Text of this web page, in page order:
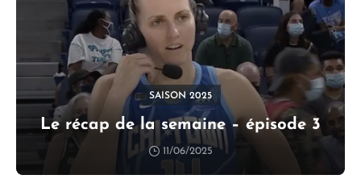
SAISON 2025
Le récap de la semaine – épisode 3
11/06/2025